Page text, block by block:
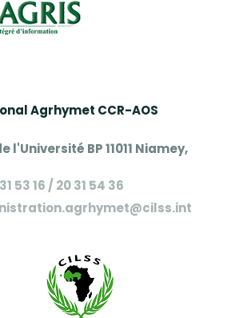
Agrhymet CCR-AOS
l'Université BP 11011 Niamey,
53 16 / 20 31 54 36